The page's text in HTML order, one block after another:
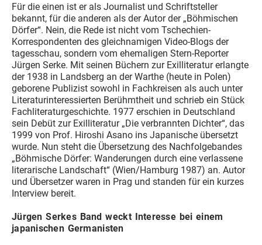
Für die einen ist er als Journalist und Schriftsteller
bekannt, für die anderen als der Autor der „Böhmischen
Dörfer“. Nein, die Rede ist nicht vom Tschechien-
Korrespondenten des gleichnamigen Video-Blogs der
tagesschau, sondern vom ehemaligen Stern-Reporter
Jürgen Serke. Mit seinen Büchern zur Exilliteratur erlangte
der 1938 in Landsberg an der Warthe (heute in Polen)
geborene Publizist sowohl in Fachkreisen als auch unter
Literaturinteressierten Berühmtheit und schrieb ein Stück
Fachliteraturgeschichte. 1977 erschien in Deutschland
sein Debüt zur Exilliteratur „Die verbrannten Dichter“, das
1999 von Prof. Hiroshi Asano ins Japanische übersetzt
wurde. Nun steht die Übersetzung des Nachfolgebandes
„Böhmische Dörfer: Wanderungen durch eine verlassene
literarische Landschaft“ (Wien/Hamburg 1987) an. Autor
und Übersetzer waren in Prag und standen für ein kurzes
Interview bereit.
Jürgen Serkes Band weckt Interesse bei einem
japanischen Germanisten